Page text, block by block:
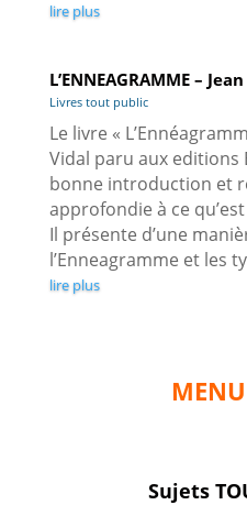
lire plus
L’ENNEAGRAMME –
Livres tout public
Le livre «
Vidal paru aux editions
bonne introduction et
approfondie à ce
Il présente d’une
l’Enneagramme et les
lire plus
Sujets